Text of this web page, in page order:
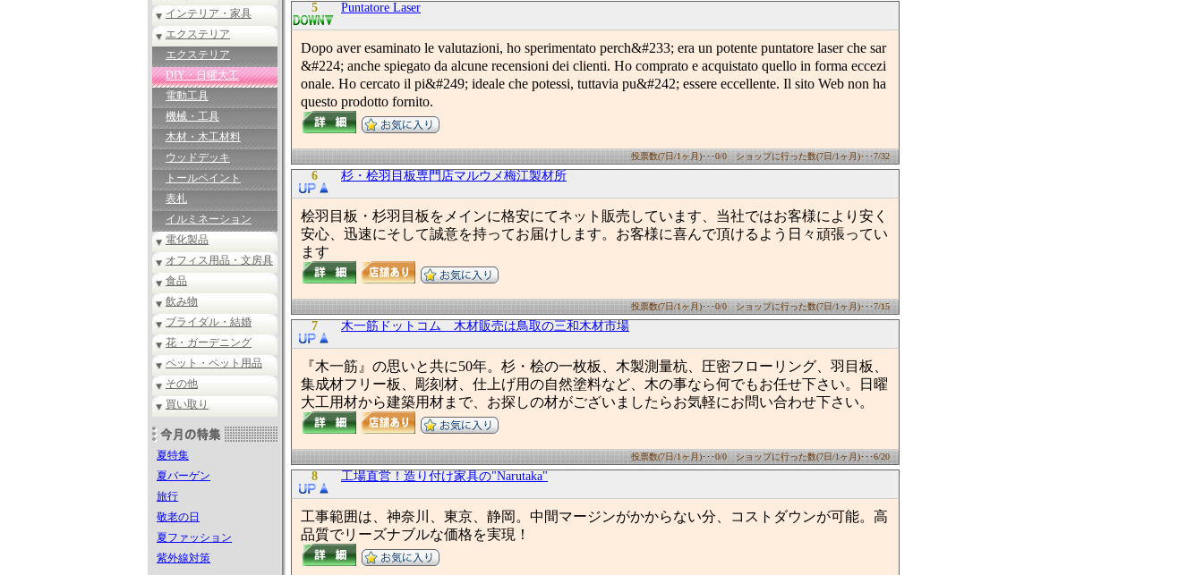
インテリア・家具
エクステリア
エクステリア
DIY・日曜大工
電動工具
機械・工具
木材・木工材料
ウッドデッキ
トールペイント
表札
イルミネーション
電化製品
オフィス用品・文房具
食品
飲み物
ブライダル・結婚
花・ガーデニング
ペット・ペット用品
その他
買い取り
夏特集
夏バーゲン
旅行
敬老の日
夏ファッション
紫外線対策
5 Puntatore Laser
Dopo aver esaminato le valutazioni, ho sperimentato perch&#233; era un potente puntatore laser che sar
&#224; anche spiegato da alcune recensioni dei clienti. Ho comprato e acquistato quello in forma eccezi
onale. Ho cercato il pi&#249; ideale che potessi, tuttavia pu&#242; essere eccellente. Il sito Web non ha
questo prodotto fornito.
投票数(7日/1ヶ月)･･･0/0 ショップに行った数(7日/1ヶ月)･･･7/32
6 杉・桧羽目板専門店マルウメ梅江製材所
桧羽目板・杉羽目板をメインに格安にてネット販売しています、当社ではお客様により安く
安心、迅速にそして誠意を持ってお届けします。お客様に喜んで頂けるよう日々頑張ってい
ます
投票数(7日/1ヶ月)･･･0/0 ショップに行った数(7日/1ヶ月)･･･7/15
7 木一筋ドットコム 木材販売は鳥取の三和木材市場
『木一筋』の思いと共に50年。杉・桧の一枚板、木製測量杭、圧密フローリング、羽目板、
集成材フリー板、彫刻材、仕上げ用の自然塗料など、木の事なら何でもお任せ下さい。日曜
大工用材から建築用材まで、お探しの材がございましたらお気軽にお問い合わせ下さい。
投票数(7日/1ヶ月)･･･0/0 ショップに行った数(7日/1ヶ月)･･･6/20
8 工場直営！造り付け家具の"Narutaka"
工事範囲は、神奈川、東京、静岡。中間マージンがかからない分、コストダウンが可能。高
品質でリーズナブルな価格を実現！